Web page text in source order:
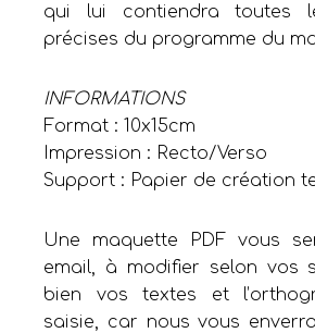
qui lui contiendra toutes
précises du programme du
INFORMATIONS
Format : 10x15cm
Impression : Recto/Verso
Support : Papier de création
Une maquette PDF vous
email, à modifier selon vos
bien vos textes et
saisie, car nous vous